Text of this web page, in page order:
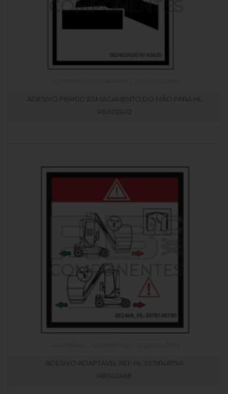
ADESIVO PERIGO ESMAGAMENTO DO MÃO PARA HL
RB002402
ADESIVO ADAPTAVEL REF HL 307814879A
RB002468